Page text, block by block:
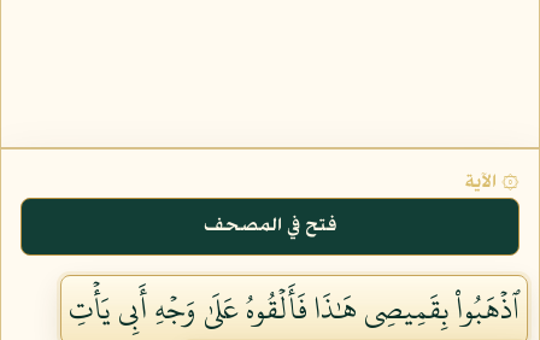
۞ الآية
فتح في المصحف
ٱذۡهَبُواْ بِقَمِيصِي هَٰذَا فَأَلۡقُوهُ عَلَىٰ وَجۡهِ أَبِي يَأۡتِ